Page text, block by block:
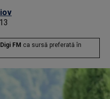
Digi FM ca sursă preferată în